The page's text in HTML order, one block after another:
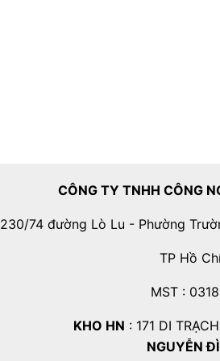
CÔNG TY TNHH CÔNG
230/74 đường Lò Lu - Phường
TP Hồ
MST :
KHO HN : 171 DI
NGUYỄN